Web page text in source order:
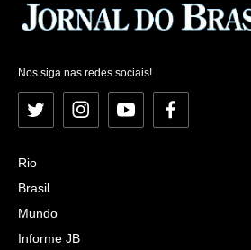
Nos siga nas redes sociais!
Twitter InstagramYouTubeFacebook
Rio
Brasil
Mundo
Informe JB